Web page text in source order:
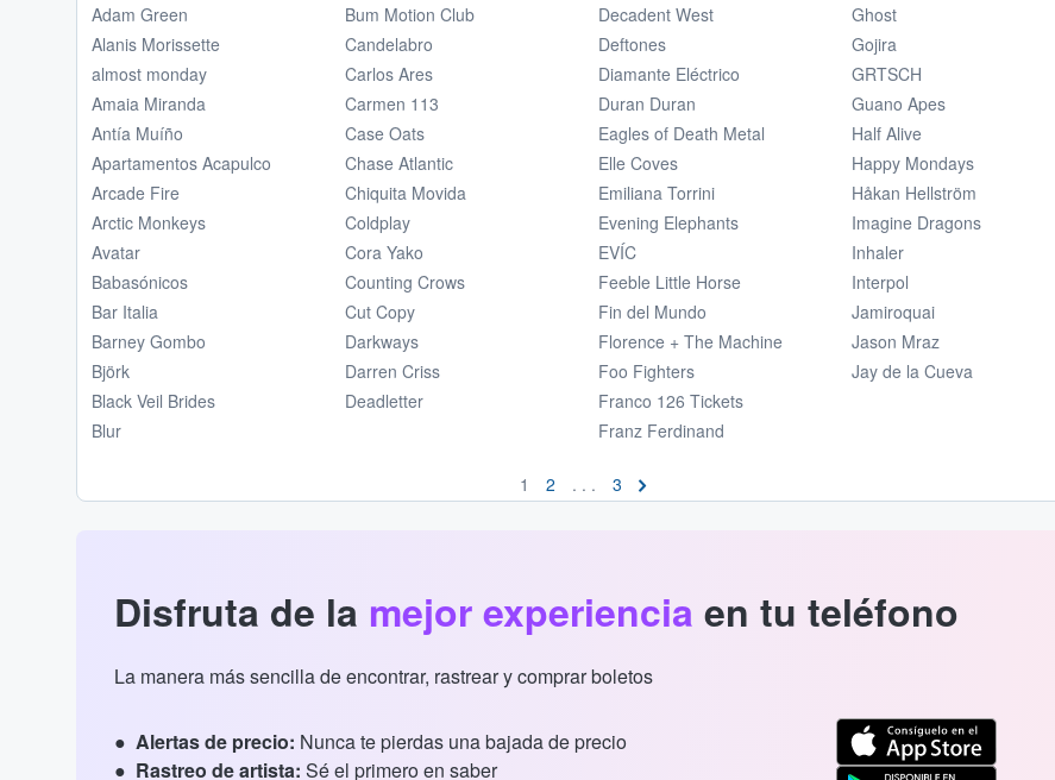
Adam Green
Alanis Morissette
almost monday
Amaia Miranda
Antía Muíño
Apartamentos Acapulco
Arcade Fire
Arctic Monkeys
Avatar
Babasónicos
Bar Italia
Barney Gombo
Björk
Black Veil Brides
Blur
Bum Motion Club
Candelabro
Carlos Ares
Carmen 113
Case Oats
Chase Atlantic
Chiquita Movida
Coldplay
Cora Yako
Counting Crows
Cut Copy
Darkways
Darren Criss
Deadletter
Decadent West
Deftones
Diamante Eléctrico
Duran Duran
Eagles of Death Metal
Elle Coves
Emiliana Torrini
Evening Elephants
EVÍC
Feeble Little Horse
Fin del Mundo
Florence + The Machine
Foo Fighters
Franco 126 Tickets
Franz Ferdinand
Ghost
Gojira
GRTSCH
Guano Apes
Half Alive
Happy Mondays
Håkan Hellström
Imagine Dragons
Inhaler
Interpol
Jamiroquai
Jason Mraz
Jay de la Cueva
1 2 . . . 3
Disfruta de la mejor experiencia en tu teléfono
La manera más sencilla de encontrar, rastrear y comprar boletos
Alertas de precio: Nunca te pierdas una bajada de precio
Rastreo de artista: Sé el primero en saber